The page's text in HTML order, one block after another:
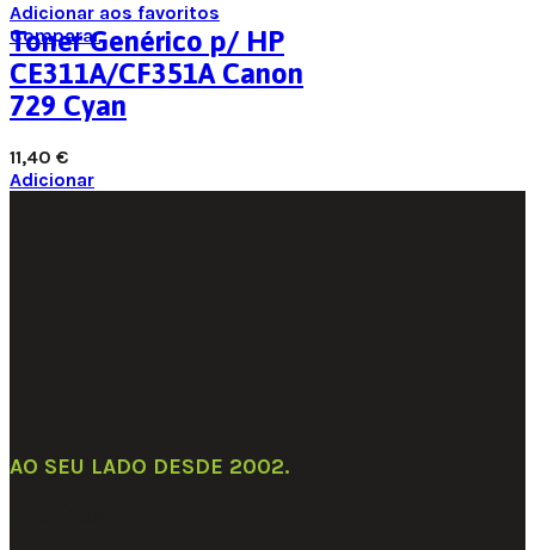
Adicionar aos favoritos
Comparar
Toner Genérico p/ HP
CE311A/CF351A Canon
729 Cyan
11,40 €
Adicionar
AO SEU LADO DESDE 2002.